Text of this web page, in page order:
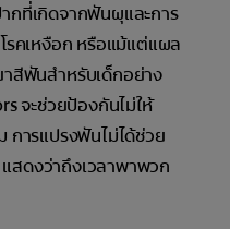
กที่เกิดจากฟันผุและการ
รคเหงือก หรือแม้แต่แผล
สีฟันสำหรับเด็กอย่าง
จะช่วยป้องกันไม่ให้
การแปรงฟันไม่ได้ช่วย
ดงว่าถึงเวลาพาพวก